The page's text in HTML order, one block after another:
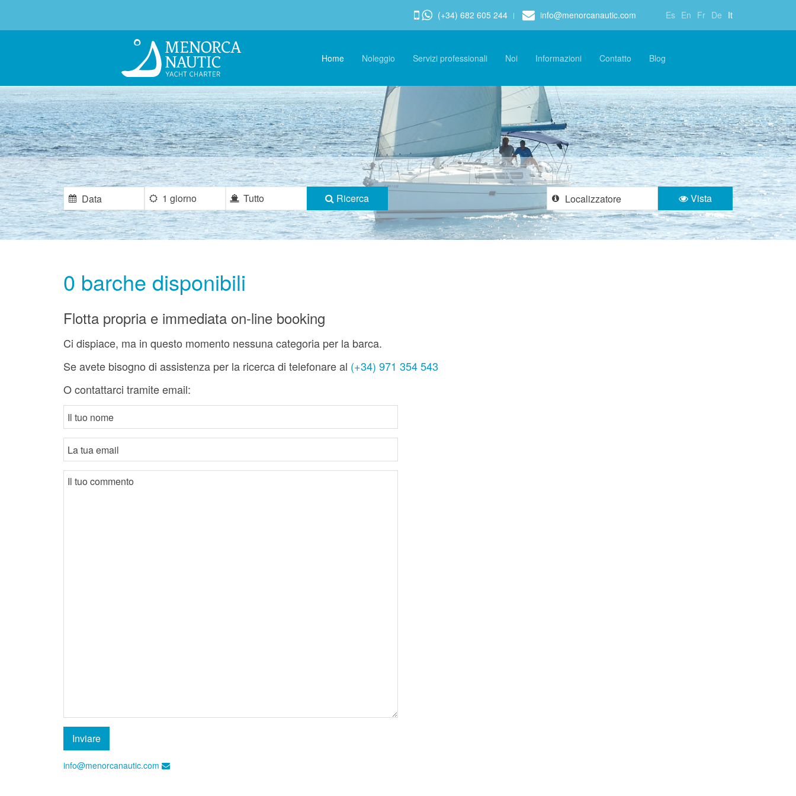
Es En Fr De It
(+34) 682 605 244 info@menorcanautic.com
Home Noleggio Servizi professionali Noi Informazioni Contatto Blog
1 giorno Tutto Ricerca Vista
0 barche disponibili
Flotta propria e immediata on-line booking
Ci dispiace, ma in questo momento nessuna categoria per la barca.
Se avete bisogno di assistenza per la ricerca di telefonare al (+34) 971 354 543
O contattarci tramite email:
Inviare
info@menorcanautic.com